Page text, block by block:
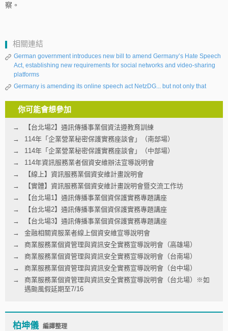
察。
相關連結
German government introduces new bill to amend Germany’s Hate Speech
Act, establishing new requirements for social networks and video-sharing
platforms
Germany is amending its online speech act NetzDG... but not only that
你可能會想參加
【台北場2】通訊傳播事業個資法遵教育訓練
114年「企業營業秘密保護實務座談會」（南部場）
114年「企業營業秘密保護實務座談會」（中部場）
114年資訊服務業者個資安維辦法宣導說明會
【線上】資訊服務業個資安維計畫說明會
【實體】資訊服務業個資安維計畫說明會暨交流工作坊
【台北場1】通訊傳播事業個資保護實務專題講座
【台北場2】通訊傳播事業個資保護實務專題講座
【台北場3】通訊傳播事業個資保護實務專題講座
金融相關資服業者線上個資安維宣導說明會
商業服務業個資管理與資訊安全實務宣導說明會（高雄場）
商業服務業個資管理與資訊安全實務宣導說明會（台南場）
商業服務業個資管理與資訊安全實務宣導說明會（台中場）
商業服務業個資管理與資訊安全實務宣導說明會（台北場）※如
遇颱風假延期至7/16
柏坤儀 編譯整理